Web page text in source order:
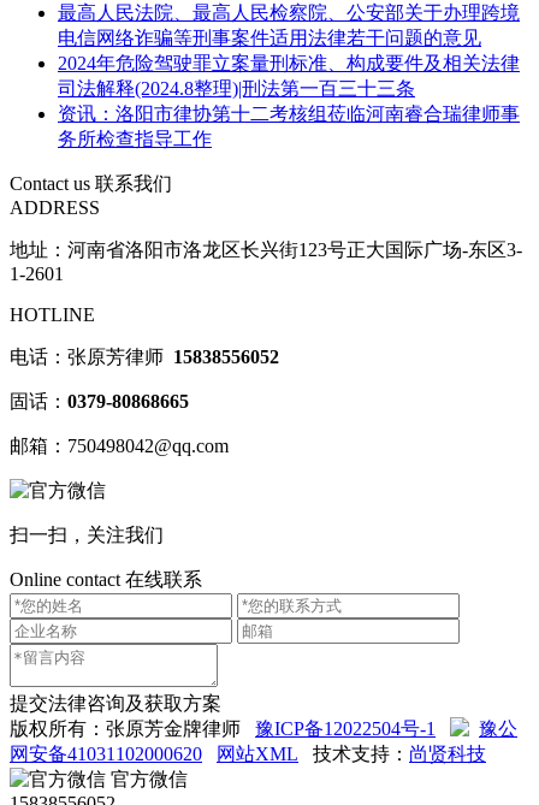
最高人民法院、最高人民检察院、公安部关于办理跨境
电信网络诈骗等刑事案件适用法律若干问题的意见
2024年危险驾驶罪立案量刑标准、构成要件及相关法律
司法解释(2024.8整理)|刑法第一百三十三条
资讯：洛阳市律协第十二考核组莅临河南睿合瑞律师事
务所检查指导工作
Contact us 联系我们
ADDRESS
地址：河南省洛阳市洛龙区长兴街123号正大国际广场-东区3-
1-2601
HOTLINE
电话：张原芳律师 15838556052
固话： 0379-80868665
邮箱：750498042@qq.com
扫一扫，关注我们
Online contact 在线联系
提交法律咨询及获取方案
版权所有：张原芳金牌律师 豫ICP备12022504号-1
豫公
网安备41031102000620
网站XML 技术支持： 尚贤科技
官方微信